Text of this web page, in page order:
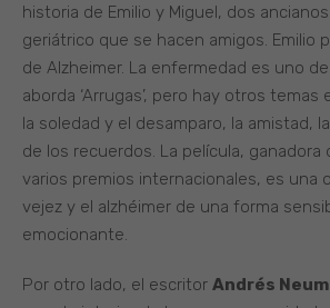
historia de Emilio y Miguel, dos
geriátrico que se hacen amigos. Emilio
de Alzheimer. La enfermedad es uno
aborda ‘Arrugas’, pero hay otros temas
la soledad y el desamparo, la amistad,
de los recuerdos. La película, ganadora
varios premios internacionales, es una
vejez y el alzhéimer de una forma
emocionante.
Por otro lado, el escritor Andrés